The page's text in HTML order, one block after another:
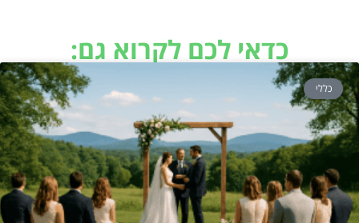
כדאי לכם לקרוא גם:
כללי